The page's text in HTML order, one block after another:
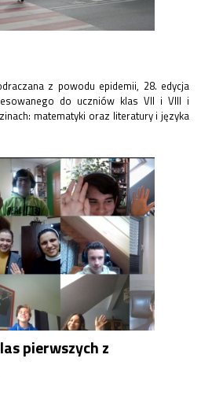
z powodu epidemii, 28. edycja
do uczniów klas VII i VIII i
matematyki oraz literatury i języka
pierwszych z